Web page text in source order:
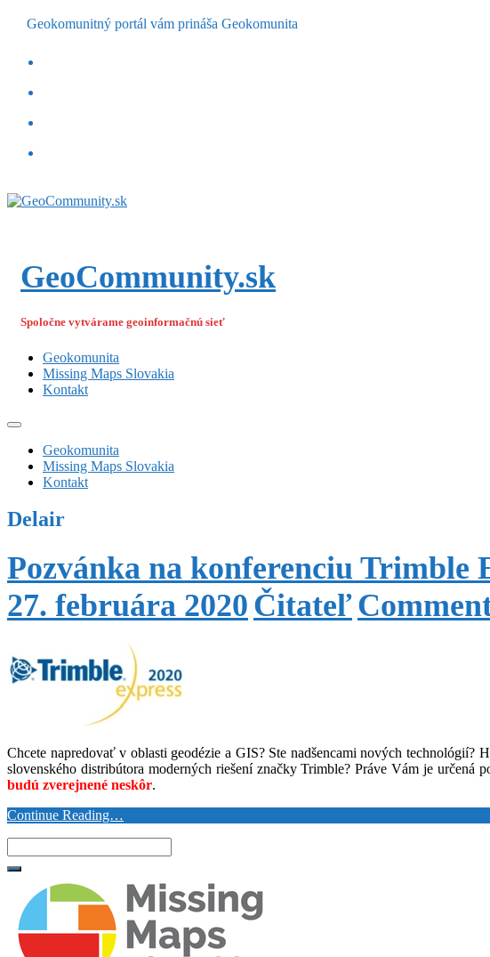
Geokomunitný portál vám prináša Geokomunita
GeoCommunity.sk
Spoločne vytvárame geoinformačnú sieť
Geokomunita
Missing Maps Slovakia
Kontakt
Geokomunita
Missing Maps Slovakia
Kontakt
Delair
Pozvánka na konferenciu Trimble
27. februára 2020 Čitateľ
Chcete napredovať v oblasti geodézie a GIS? Ste nadšencami nových
slovenského distribútora moderných riešení značky Trimble? Práve Vám je určená
budú zverejnené neskôr.
Continue Reading…
for: